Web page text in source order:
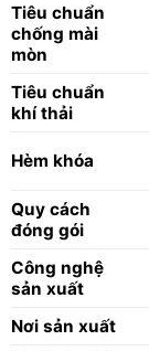
Tiêu chuẩn
chống mài
mòn
Tiêu chuẩn
khí thải
Hèm khóa
Quy cách
đóng gói
Công nghệ
sản xuất
Nơi sản xuất